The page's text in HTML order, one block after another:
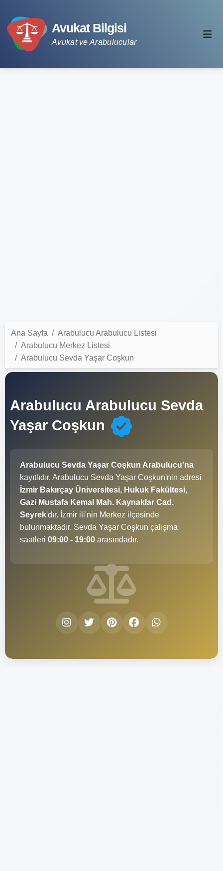
Avukat Bilgisi
Avukat ve Arabulucular
Ana Sayfa
Arabulucu Arabulucu Listesi
Arabulucu Merkez Listesi
Arabulucu Sevda Yaşar Coşkun
Arabulucu Arabulucu Sevda
Yaşar Coşkun
Arabulucu Sevda Yaşar Coşkun Arabulucu'na
kayıtlıdır. Arabulucu Sevda Yaşar Coşkun'nin adresi
İzmir Bakırçay Üniversitesi, Hukuk Fakültesi,
Gazi Mustafa Kemal Mah. Kaynaklar Cad.
Seyrek'dır. İzmir ili'nin Merkez ilçesinde
bulunmaktadır. Sevda Yaşar Coşkun çalışma
saatleri 09:00 - 19:00 arasındadır.